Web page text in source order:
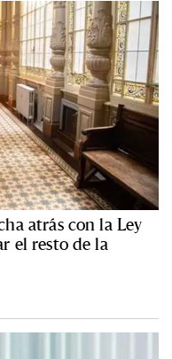
atrás con la Ley
el resto de la